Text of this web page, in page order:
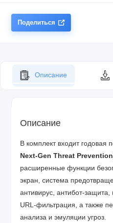
Поделиться
Описание
Описание
В комплект входит годовая
Next-Gen Threat
расширенные функции
экран, система
антивирус, антибот-
URL-фильтрация, а также
анализа и эмуляции угроз.